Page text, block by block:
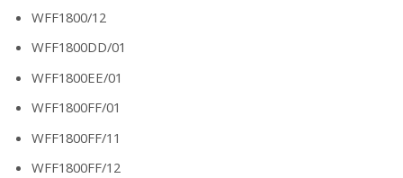
WFF1800/12
WFF1800DD/01
WFF1800EE/01
WFF1800FF/01
WFF1800FF/11
WFF1800FF/12